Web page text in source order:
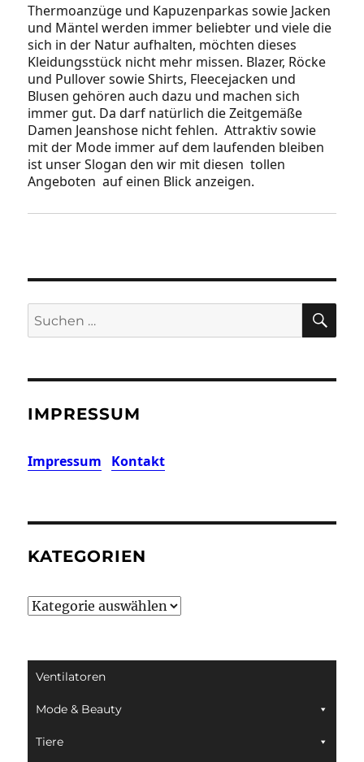
Thermoanzüge und Kapuzenparkas sowie Jacken
und Mäntel werden immer beliebter und viele die
sich in der Natur aufhalten, möchten dieses
Kleidungsstück nicht mehr missen. Blazer, Röcke
und Pullover sowie Shirts, Fleecejacken und
Blusen gehören auch dazu und machen sich
immer gut. Da darf natürlich die Zeitgemäße
Damen Jeanshose nicht fehlen. Attraktiv sowie
mit der Mode immer auf dem laufenden bleiben
ist unser Slogan den wir mit diesen tollen
Angeboten auf einen Blick anzeigen.
Suchen
nach:
IMPRESSUM
Impressum Kontakt
KATEGORIEN
Kategorien
Ventilatoren
Mode & Beauty
Tiere